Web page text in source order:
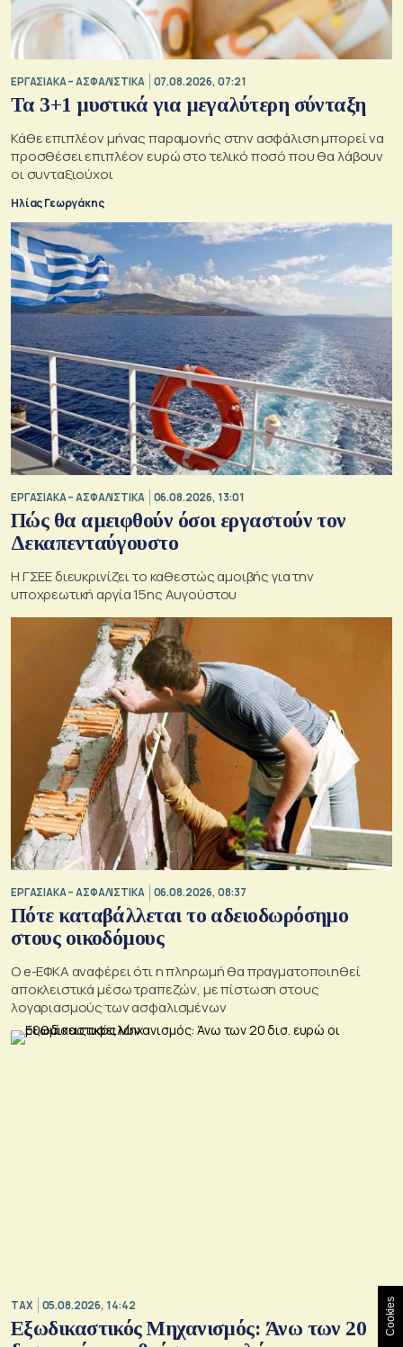
ΕΡΓΑΣΙΑΚΑ – ΑΣΦΑΛΙΣΤΙΚΑ 07.08.2026, 07:21
Τα 3+1 μυστικά για μεγαλύτερη σύνταξη
Κάθε επιπλέον μήνας παραμονής στην ασφάλιση μπορεί να
προσθέσει επιπλέον ευρώ στο τελικό ποσό που θα λάβουν
οι συνταξιούχοι
Ηλίας Γεωργάκης
ΕΡΓΑΣΙΑΚΑ – ΑΣΦΑΛΙΣΤΙΚΑ 06.08.2026, 13:01
Πώς θα αμειφθούν όσοι εργαστούν τον
Δεκαπενταύγουστο
Η ΓΣΕΕ διευκρινίζει το καθεστώς αμοιβής για την
υποχρεωτική αργία 15ης Αυγούστου
ΕΡΓΑΣΙΑΚΑ – ΑΣΦΑΛΙΣΤΙΚΑ 06.08.2026, 08:37
Πότε καταβάλλεται το αδειοδωρόσημο
στους οικοδόμους
O e-ΕΦΚΑ αναφέρει ότι η πληρωμή θα πραγματοποιηθεί
αποκλειστικά μέσω τραπεζών, με πίστωση στους
λογαριασμούς των ασφαλισμένων
TAX 05.08.2026, 14:42
Εξωδικαστικός Μηχανισμός: Άνω των 20
Cookies